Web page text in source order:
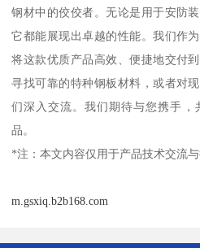
钢材中的佼佼者。无论是用于安防
它都能展现出卓越的性能。我们作
将这款优质产品高效、便捷地交付
寻找可靠的特种钢板材料，或者对
们深入交流。我们期待与您携手
品。
*注：本文内容仅用于产品技术交流
m.gsxiq.b2b168.com